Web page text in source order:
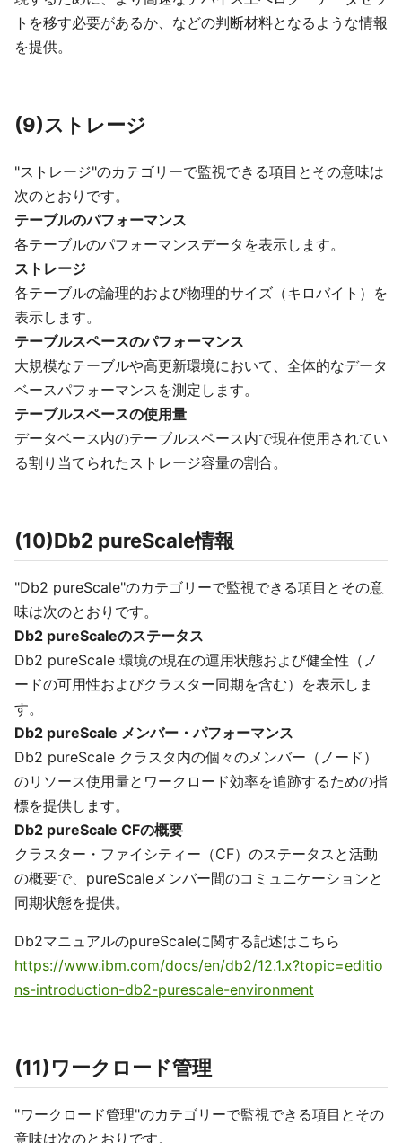
トを移す必要があるか、などの判断材料となるような情報
を提供。
(9)ストレージ
"ストレージ"のカテゴリーで監視できる項目とその意味は
次のとおりです。
テーブルのパフォーマンス
各テーブルのパフォーマンスデータを表示します。
ストレージ
各テーブルの論理的および物理的サイズ（キロバイト）を
表示します。
テーブルスペースのパフォーマンス
大規模なテーブルや高更新環境において、全体的なデータ
ベースパフォーマンスを測定します。
テーブルスペースの使用量
データベース内のテーブルスペース内で現在使用されてい
る割り当てられたストレージ容量の割合。
(10)Db2 pureScale情報
"Db2 pureScale"のカテゴリーで監視できる項目とその意
味は次のとおりです。
Db2 pureScaleのステータス
Db2 pureScale 環境の現在の運用状態および健全性（ノ
ードの可用性およびクラスター同期を含む）を表示しま
す。
Db2 pureScale メンバー・パフォーマンス
Db2 pureScale クラスタ内の個々のメンバー（ノード）
のリソース使用量とワークロード効率を追跡するための指
標を提供します。
Db2 pureScale CFの概要
クラスター・ファイシティー（CF）のステータスと活動
の概要で、pureScaleメンバー間のコミュニケーションと
同期状態を提供。
Db2マニュアルのpureScaleに関する記述はこちら
https://www.ibm.com/docs/en/db2/12.1.x?topic=editio
ns-introduction-db2-purescale-environment
(11)ワークロード管理
"ワークロード管理"のカテゴリーで監視できる項目とその
意味は次のとおりです。